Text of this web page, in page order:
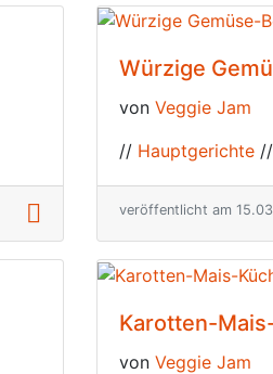
Würzige
von Veggie Jam
// Hauptgerichte//
veröffentlicht am
Karotten-
von Veggie Jam